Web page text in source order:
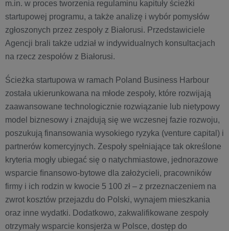
m.in. w proces tworzenia regulaminu kapituły ścieżki
startupowej programu, a także analizę i wybór pomysłów
zgłoszonych przez zespoły z Białorusi. Przedstawiciele
Agencji brali także udział w indywidualnych konsultacjach
na rzecz zespołów z Białorusi.
Ścieżka startupowa w ramach Poland Business Harbour
została ukierunkowana na młode zespoły, które rozwijają
zaawansowane technologicznie rozwiązanie lub nietypowy
model biznesowy i znajdują się we wczesnej fazie rozwoju,
poszukują finansowania wysokiego ryzyka (venture capital) i
partnerów komercyjnych. Zespoły spełniające tak określone
kryteria mogły ubiegać się o natychmiastowe, jednorazowe
wsparcie ﬁnansowo-bytowe dla założycieli, pracowników
firmy i ich rodzin w kwocie 5 100 zł – z przeznaczeniem na
zwrot kosztów przejazdu do Polski, wynajem mieszkania
oraz inne wydatki. Dodatkowo, zakwalifikowane zespoły
otrzymały wsparcie konsjerża w Polsce, dostęp do